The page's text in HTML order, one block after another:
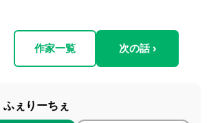
作家一覧 次の話 ›
ふぇりーちぇ